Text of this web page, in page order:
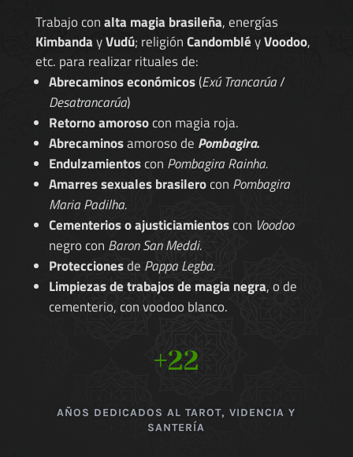
Trabajo conalta magia brasileña, energías
KimbandayVudú; religiónCandombléyVoodoo,
etc. para realizar rituales de:
Abrecaminos económicos(Exú Trancarúa/
Desatrancarúa)
Retorno amorosocon magia roja.
Abrecaminosamoroso de Pombagira.
Endulzamientoscon Pombagira Rainha.
Amarres sexuales brasilerocon Pombagira
Maria Padilha.
Cementerios o ajusticiamientoscon Voodoo
negro con Baron San Meddi.
Proteccionesde Pappa Legba.
Limpiezas de trabajos de magia negra, o de
cementerio, con voodoo blanco.
+22
AÑOS DEDICADOS AL TAROT, VIDENCIA Y
SANTERÍA